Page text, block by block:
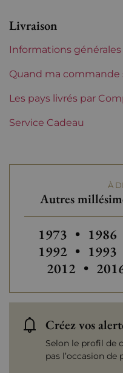
Région
Classement de 1855
Maturité
Livraison
Informations générales
Quand ma commande
Les pays livrés par
Service Cadeau
À
Autres
Autres
1973 • 1986
1992 • 1993
2012 •
Créez vos
Selon le profil de
pas l’occasion